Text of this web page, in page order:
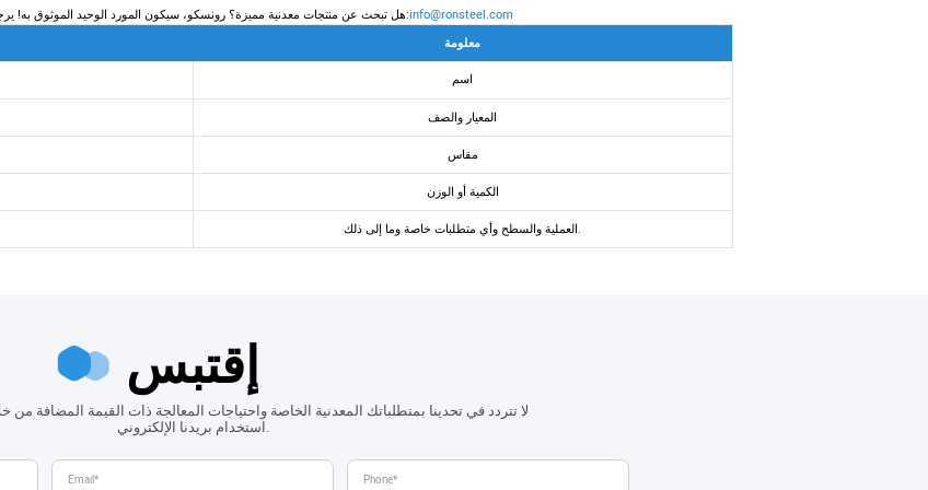
هل تبحث عن منتجات معدنية مميزة؟ رونسكو، سيكون المورد الوحيد الموثوق به! يرجى تقديم المعلومات التالية لطلب أحدث عرض أسعار الآن! بريد إلكتروني:info@ronsteel.com
معلومة
اسم
المعيار والصف
مقاس
الكمية أو الوزن
العملية والسطح وأي متطلبات خاصة وما إلى ذلك.
إقتبس
لا تتردد في تحدينا بمتطلباتك المعدنية الخاصة واحتياجات المعالجة ذات القيمة المضافة من
استخدام بريدنا الإلكتروني.